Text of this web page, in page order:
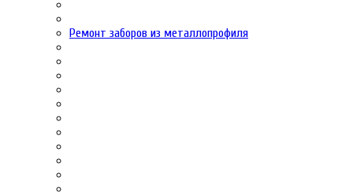
Ремонт заборов из металлопрофиля